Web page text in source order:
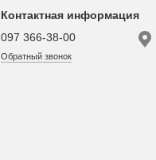
Контактная информация
097 366-38-00
Обратный звонок